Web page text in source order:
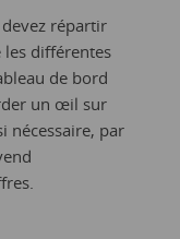
répartir
différentes
de bord
un œil sur
nécessaire, par